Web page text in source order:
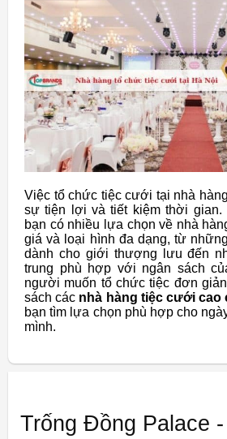
Việc tổ chức tiệc cưới tại nhà
sự tiện lợi và tiết kiệm thời gian.
bạn có nhiều lựa chọn về nhà
giá và loại hình đa dạng, từ
dành cho giới thượng lưu đến
trung phù hợp với ngân sách
người muốn tổ chức tiệc đơn
sách các nhà hàng tiệc cưới cao
bạn tìm lựa chọn phù hợp cho
mình.
Trống Đồng Palace